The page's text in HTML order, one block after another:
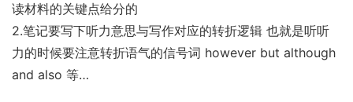
读材料的关键点给分的
2.笔记要写下听力意思与写作对应的转折逻辑 也就是听听
力的时候要注意转折语气的信号词 however but although
and also 等…